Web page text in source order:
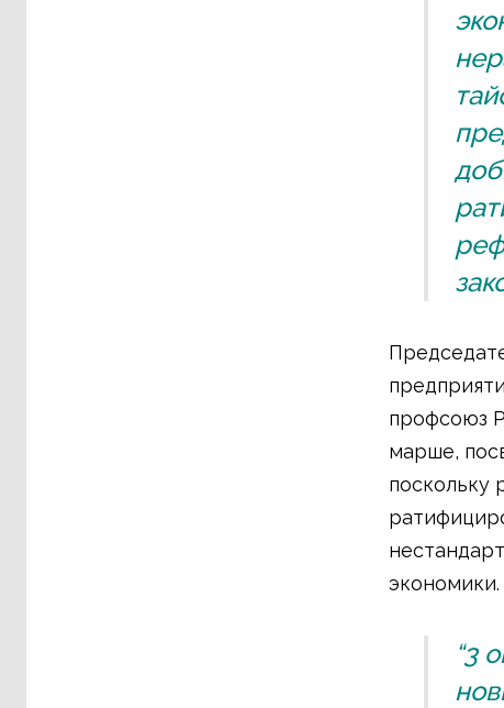
профсоюз
марше,
поскольку
экономики.
“3